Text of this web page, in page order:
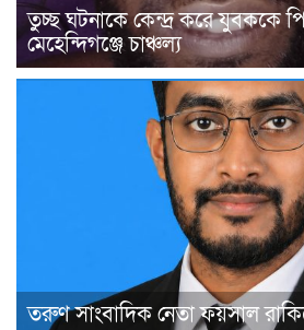
তুচ্ছ ঘটনাকে কেন্দ্র করে যুবককে
মেহেন্দিগঞ্জে চাঞ্চল্য
তরুণ সাংবাদিক নেতা ফয়সাল